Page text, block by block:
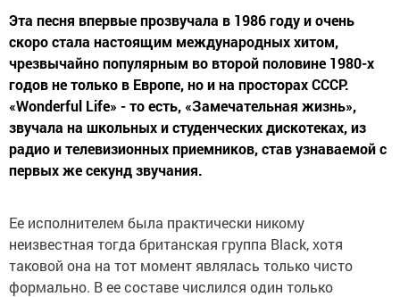
Эта песня впервые прозвучала в 1986 году и очень
скоро стала настоящим международных хитом,
чрезвычайно популярным во второй половине 1980-х
годов не только в Европе, но и на просторах СССР.
«Wonderful Life» - то есть, «Замечательная жизнь»,
звучала на школьных и студенческих дискотеках, из
радио и телевизионных приемников, став узнаваемой с
первых же секунд звучания.
Ее исполнителем была практически никому
неизвестная тогда британская группа Black, хотя
таковой она на тот момент являлась только чисто
формально. В ее составе числился один только